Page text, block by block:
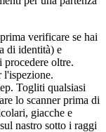
verificare se hai
di identità) e
oltre.
l'ispezione.
Togliti qualsiasi
lo scanner prima di
giacche e
nastro sotto i raggi